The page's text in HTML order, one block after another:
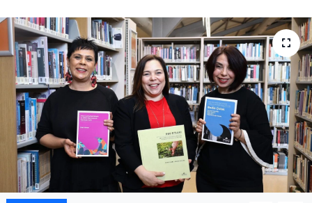
SPOR
TEKNOLOJİ
YAŞAM
YEREL YÖNETİMLER